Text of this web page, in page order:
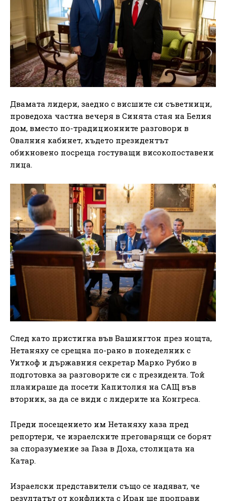
Двамата лидери, заедно с висшите си съветници,
проведоха частна вечеря в Синята стая на Белия
дом, вместо по-традиционните разговори в
Овалния кабинет, където президентът
обикновено посреща гостуващи високопоставени
лица.
След като пристигна във Вашингтон през нощта,
Нетаняху се срещна по-рано в понеделник с
Уиткоф и държавния секретар Марко Рубио в
подготовка за разговорите си с президента. Той
планираше да посети Капитолия на САЩ във
вторник, за да се види с лидерите на Конгреса.
Преди посещението им Нетаняху каза пред
репортери, че израелските преговарящи се борят
за споразумение за Газа в Доха, столицата на
Катар.
Израелски представители също се надяват, че
резултатът от конфликта с Иран ще проправи